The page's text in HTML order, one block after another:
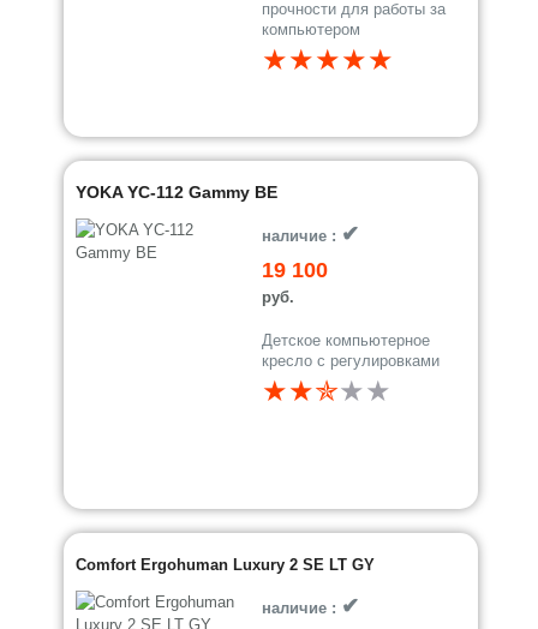
прочности для работы за
компьютером
★★★★★
YOKA YC-112 Gammy BE
наличие : ✔
19 100
руб.
Детское компьютерное
кресло с регулировками
★★✯★★
Comfort Ergohuman Luxury 2 SE LT GY
наличие : ✔